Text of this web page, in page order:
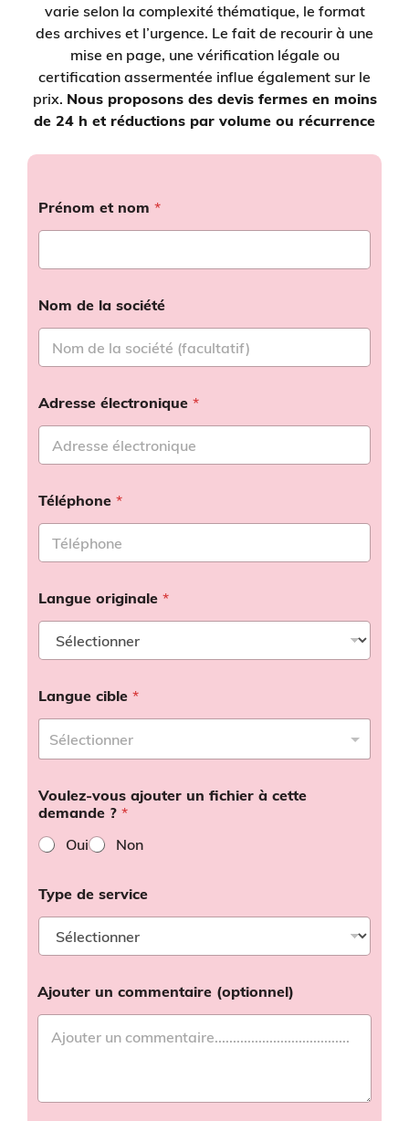
varie selon la complexité thématique, le format
des archives et l’urgence. Le fait de recourir à une
mise en page, une vérification légale ou
certification assermentée influe également sur le
prix. Nous proposons des devis fermes en moins
de 24 h et réductions par volume ou récurrence
Prénom et nom *
Nom de la société
Adresse électronique *
Téléphone *
Langue originale *
Langue cible *
Voulez-vous ajouter un fichier à cette
demande ? *
Oui
Non
Type de service
Ajouter un commentaire (optionnel)